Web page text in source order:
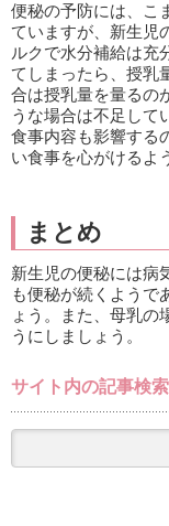
便秘の予防には、こ
ていますが、新生児
ルクで水分補給は充
てしまったら、授乳
合は授乳量を量るの
うな場合は不足して
食事内容も影響する
い食事を心がけるよ
まとめ
新生児の便秘には病
も便秘が続くようで
ょう。また、母乳の
うにしましょう。
サイト内の記事検索